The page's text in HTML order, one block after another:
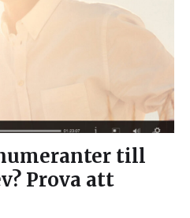
till
Prova att